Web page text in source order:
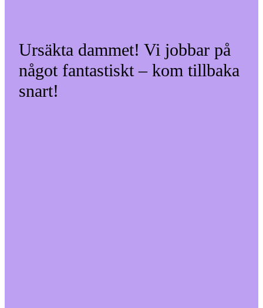
Ursäkta dammet! Vi jobbar på
något fantastiskt – kom tillbaka
snart!